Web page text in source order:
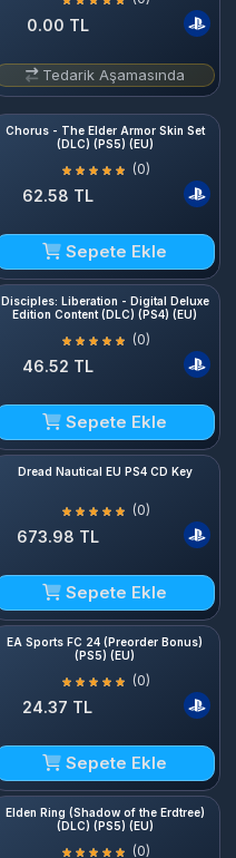
0.00 TL
Tedarik Aşamasında
Chorus - The Elder Armor Skin Set
(DLC) (PS5) (EU)
(0)
62.58 TL
Sepete Ekle
Disciples: Liberation - Digital Deluxe
Edition Content (DLC) (PS4) (EU)
(0)
46.52 TL
Sepete Ekle
Dread Nautical EU PS4 CD Key
(0)
673.98 TL
Sepete Ekle
EA Sports FC 24 (Preorder Bonus)
(PS5) (EU)
(0)
24.37 TL
Sepete Ekle
Elden Ring (Shadow of the Erdtree)
(DLC) (PS5) (EU)
(0)